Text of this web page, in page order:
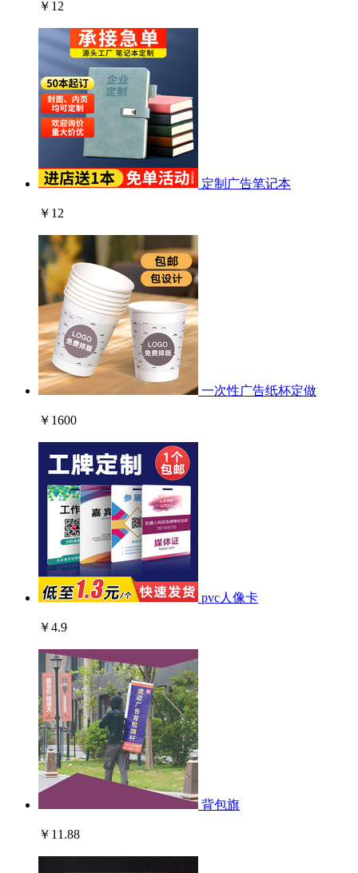
￥12
定制广告笔记本
￥12
一次性广告纸杯定做
￥1600
pvc人像卡
￥4.9
背包旗
￥11.88